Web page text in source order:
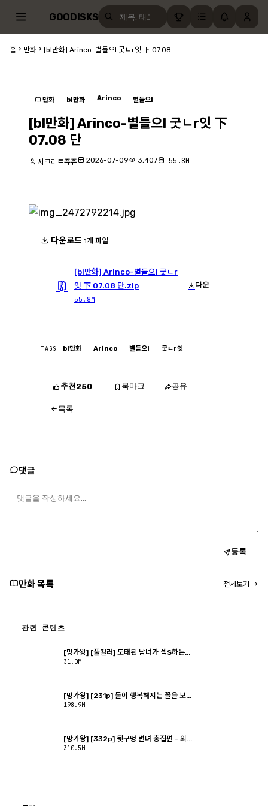
GOODISKS
홈 만화 [bl만화] Arinco-별들으l 굿ㄴr잇 下 07.08...
만화 bl만화 Arinco 별들으l
[bl만화] Arinco-별들으l 굿ㄴr잇 下
07.08 단
시크리트쥬쥬 2026-07-09 3,407 55.8M
다운로드 1개 파일
[bl만화] Arinco-별들으l 굿ㄴr
잇 下 07.08 단.zip
55.8M
다운
TAGS bl만화 Arinco 별들으l 굿ㄴr잇
추천250 북마크 공유
목록
댓글
등록
만화 목록 전체보기
관련 콘텐츠
[망가왕] [풀컬러] 도태된 남녀가 섹S하는...
31.0M
[망가왕] [231p] 둘이 행복해지는 꼴을 보...
198.9M
[망가왕] [332p] 뒷구멍 변녀 총집편 - 외...
310.5M